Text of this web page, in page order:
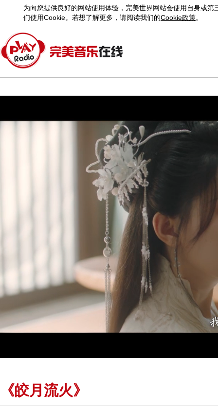
为向您提供良好的网站使用体验，完美世界网站会使用自身或第
们使用Cookie。若想了解更多，请阅读我们的Cookie政策。
《皎月流火》